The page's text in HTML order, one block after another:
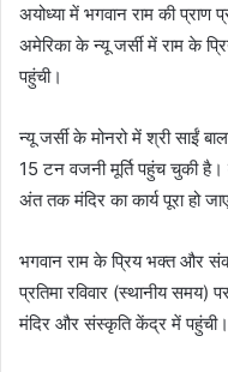
अयोध्या में भगवान राम की प्राण
अमेरिका के न्यू जर्सी में राम के
पहुंची।
न्यू जर्सी के मोनरो में श्री साईं
15 टन वजनी मूर्ति पहुंच चुकी
अंत तक मंदिर का कार्य पूरा हो
भगवान राम के प्रिय भक्त और
प्रतिमा रविवार (स्थानीय समय)
मंदिर और संस्कृति केंद्र में पहुंची।